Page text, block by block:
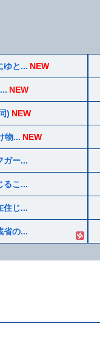
ゆと... NEW
NEW
) NEW
物... NEW
ガー...
るこ...
住じ...
省の...